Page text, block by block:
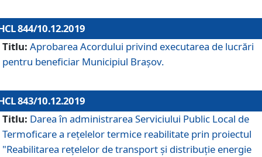
844/10.12.2019
Titlu: Aprobarea Acordului privind executarea de lucrări
pentru beneficiar Municipiul Brașov.
843/10.12.2019
Titlu: Darea în administrarea Serviciului Public Local de
Termoficare a rețelelor termice reabilitate prin proiectul
"Reabilitarea reţelelor de transport şi distribuţie energie